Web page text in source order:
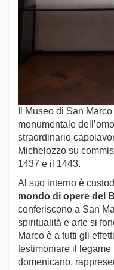
Il Museo di San
monumentale
straordinario
Michelozzo su
1437 e il 1443.
Al suo interno è
mondo di opere del
conferiscono a San
spiritualità e arte si
Marco è a tutti gli
testimoniare il legame
domenicano,